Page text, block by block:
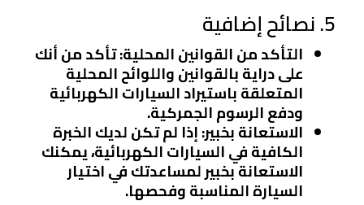
5. نصائح إضافية
التأكد من القوانين المحلية: تأكد من أنك
على دراية بالقوانين واللوائح المحلية
المتعلقة باستيراد السيارات الكهربائية
ودفع الرسوم الجمركية.
الاستعانة بخبير: إذا لم تكن لديك الخبرة
الكافية في السيارات الكهربائية، يمكنك
الاستعانة بخبير لمساعدتك في اختيار
السيارة المناسبة وفحصها.